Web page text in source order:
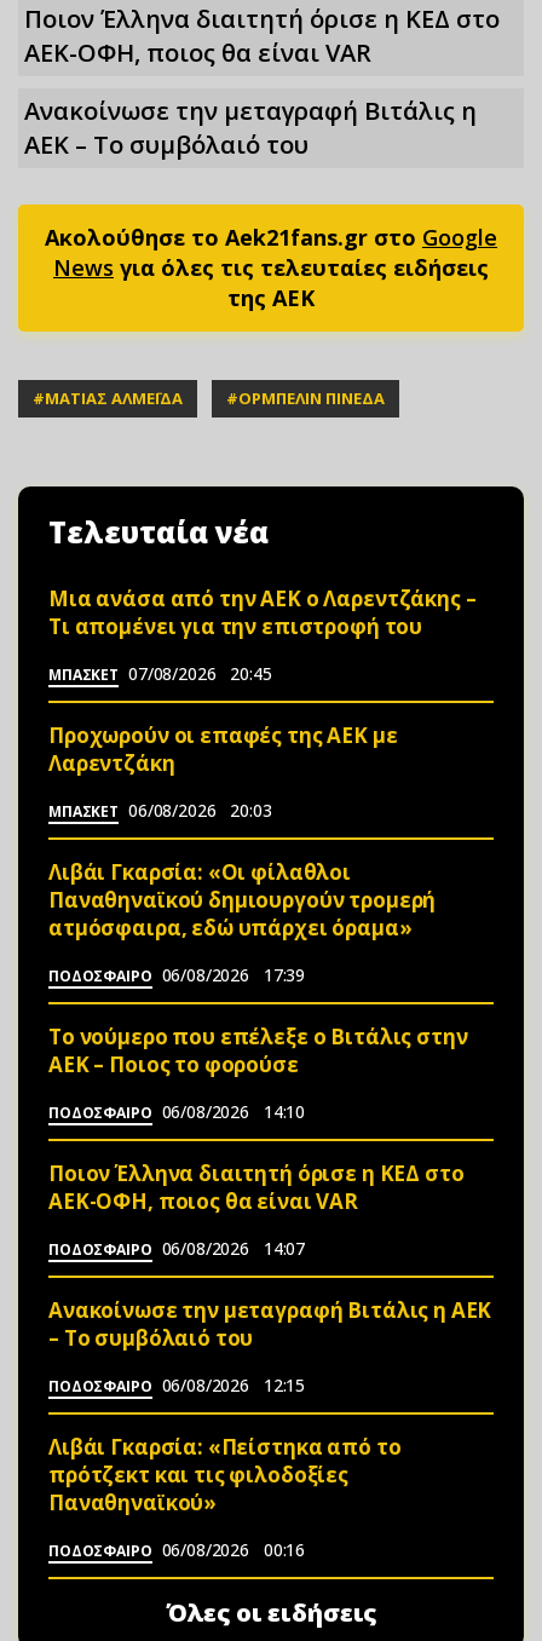
Ποιον Έλληνα διαιτητή όρισε η ΚΕΔ στο
ΑΕΚ-ΟΦΗ, ποιος θα είναι VAR
Ανακοίνωσε την μεταγραφή Βιτάλις η
ΑΕΚ – Το συμβόλαιό του
Ακολούθησε το Aek21fans.gr στο Google
News για όλες τις τελευταίες ειδήσεις
της ΑΕΚ
#ΜΑΤΙΑΣ ΑΛΜΕΪΔΑ #ΟΡΜΠΕΛΙΝ ΠΙΝΕΔΑ
Τελευταία νέα
Μια ανάσα από την ΑΕΚ ο Λαρεντζάκης –
Τι απομένει για την επιστροφή του
ΜΠΑΣΚΕΤ 07/08/2026 20:45
Προχωρούν οι επαφές της ΑΕΚ με
Λαρεντζάκη
ΜΠΑΣΚΕΤ 06/08/2026 20:03
Λιβάι Γκαρσία: «Οι φίλαθλοι
Παναθηναϊκού δημιουργούν τρομερή
ατμόσφαιρα, εδώ υπάρχει όραμα»
ΠΟΔΟΣΦΑΙΡΟ 06/08/2026 17:39
Το νούμερο που επέλεξε ο Βιτάλις στην
ΑΕΚ – Ποιος το φορούσε
ΠΟΔΟΣΦΑΙΡΟ 06/08/2026 14:10
Ποιον Έλληνα διαιτητή όρισε η ΚΕΔ στο
ΑΕΚ-ΟΦΗ, ποιος θα είναι VAR
ΠΟΔΟΣΦΑΙΡΟ 06/08/2026 14:07
Ανακοίνωσε την μεταγραφή Βιτάλις η ΑΕΚ
– Το συμβόλαιό του
ΠΟΔΟΣΦΑΙΡΟ 06/08/2026 12:15
Λιβάι Γκαρσία: «Πείστηκα από το
πρότζεκτ και τις φιλοδοξίες
Παναθηναϊκού»
ΠΟΔΟΣΦΑΙΡΟ 06/08/2026 00:16
Όλες οι ειδήσεις